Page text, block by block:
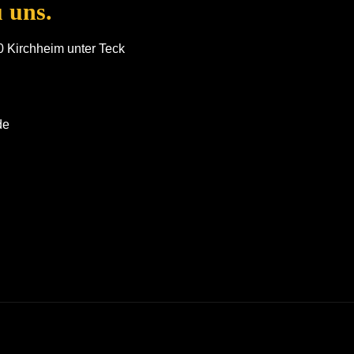
uns.
Kirchheim unter Teck